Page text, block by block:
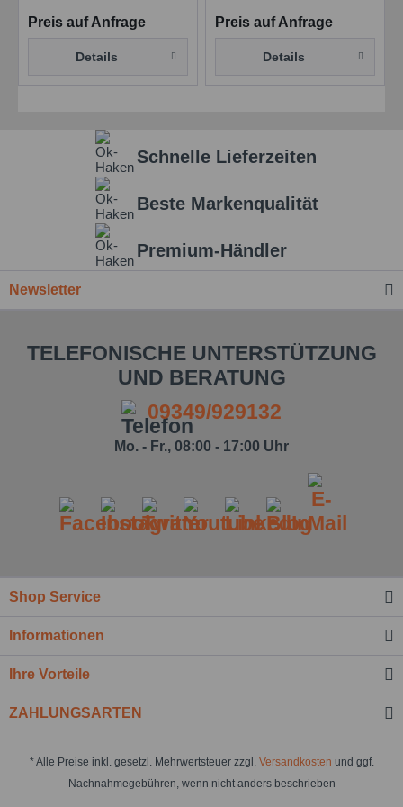
Preis auf Anfrage
Details
Preis auf Anfrage
Details
Schnelle Lieferzeiten
Beste Markenqualität
Premium-Händler
Newsletter
TELEFONISCHE UNTERSTÜTZUNG
UND BERATUNG
09349/929132
Mo. - Fr., 08:00 - 17:00 Uhr
Shop Service
Informationen
Ihre Vorteile
ZAHLUNGSARTEN
* Alle Preise inkl. gesetzl. Mehrwertsteuer zzgl. Versandkosten und ggf.
Nachnahmegebühren, wenn nicht anders beschrieben